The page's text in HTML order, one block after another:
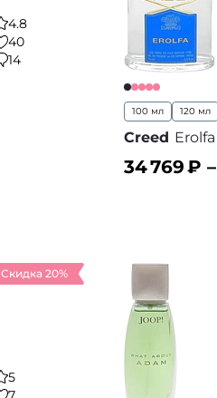
4.8
40
14
100 мл 120 мл
Creed Erolfa
34 769₽ –
Скидка 20%
5